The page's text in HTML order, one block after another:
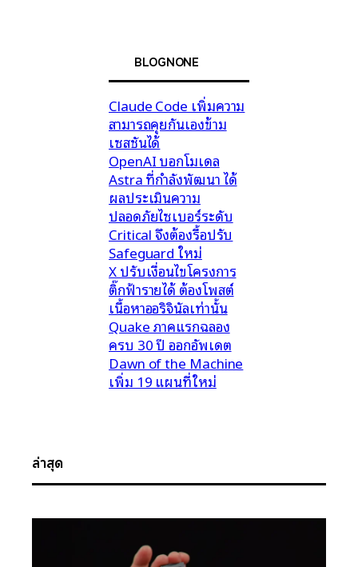
BLOGNONE
Claude Code เพิ่มความ
สามารถคุยกันเองข้าม
เซสชันได้
OpenAI บอกโมเดล
Astra ที่กำลังพัฒนา ได้
ผลประเมินความ
ปลอดภัยไซเบอร์ระดับ
Critical จึงต้องรื้อปรับ
Safeguard ใหม่
X ปรับเงื่อนไขโครงการ
ติ๊กฟ้ารายได้ ต้องโพสต์
เนื้อหาออริจินัลเท่านั้น
Quake ภาคแรกฉลอง
ครบ 30 ปี ออกอัพเดต
Dawn of the Machine
เพิ่ม 19 แผนที่ใหม่
ล่าสุด